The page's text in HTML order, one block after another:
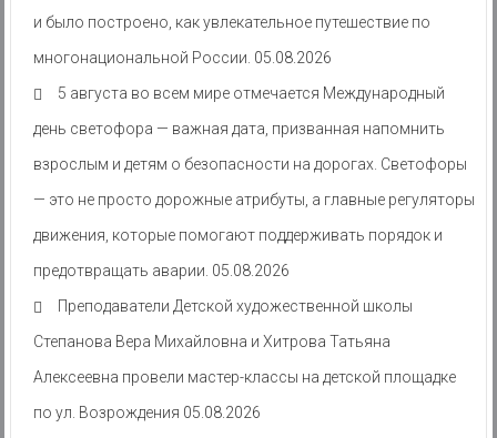
и было построено, как увлекательное путешествие по
многонациональной России. 05.08.2026
5 августа во всем мире отмечается Международный
день светофора — важная дата, призванная напомнить
взрослым и детям о безопасности на дорогах. Светофоры
— это не просто дорожные атрибуты, а главные регуляторы
движения, которые помогают поддерживать порядок и
предотвращать аварии. 05.08.2026
Преподаватели Детской художественной школы
Степанова Вера Михайловна и Хитрова Татьяна
Алексеевна провели мастер-классы на детской площадке
по ул. Возрождения 05.08.2026